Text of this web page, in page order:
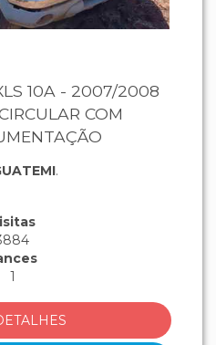
10A - 2007/2008
COM
.
1